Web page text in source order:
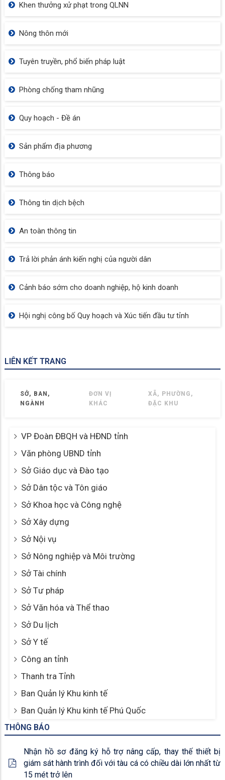
Khen thưởng xử phạt trong QLNN
Nông thôn mới
Tuyên truyền, phổ biến pháp luật
Phòng chống tham nhũng
Quy hoạch - Đề án
Sản phẩm địa phương
Thông báo
Thông tin dịch bệch
An toàn thông tin
Trả lời phản ánh kiến nghị của người dân
Cảnh báo sớm cho doanh nghiệp, hộ kinh doanh
Hội nghị công bố Quy hoạch và Xúc tiến đầu tư tỉnh
LIÊN KẾT TRANG
SỞ, BAN,
NGÀNH
ĐƠN VỊ
KHÁC
XÃ, PHƯỜNG,
ĐẶC KHU
VP Đoàn ĐBQH và HĐND tỉnh
Văn phòng UBND tỉnh
Sở Giáo dục và Đào tạo
Sở Dân tộc và Tôn giáo
Sở Khoa học và Công nghệ
Sở Xây dựng
Sở Nội vụ
Sở Nông nghiệp và Môi trường
Sở Tài chính
Sở Tư pháp
Sở Văn hóa và Thể thao
Sở Du lịch
Sở Y tế
Công an tỉnh
Thanh tra Tỉnh
Ban Quản lý Khu kinh tế
Ban Quản lý Khu kinh tế Phú Quốc
THÔNG BÁO
Nhận hồ sơ đăng ký hỗ trợ nâng cấp, thay thế thiết bị
giám sát hành trình đối với tàu cá có chiều dài lớn nhất từ
15 mét trở lên